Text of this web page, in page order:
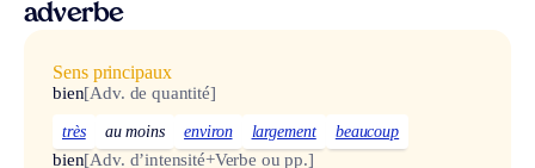
adverbe
Sens principaux
bien[Adv. de quantité]
très au moins environ largement beaucoup
bien[Adv. d’intensité+Verbe ou pp.]